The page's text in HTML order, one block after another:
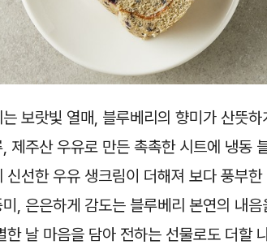
보랏빛 열매, 블루베리의 향미가 산뜻
제주산 우유로 만든 촉촉한 시트에 냉동
신선한 우유 생크림이 더해져 보다 풍부
, 은은하게 감도는 블루베리 본연의 내
한 날 마음을 담아 전하는 선물로도 더할